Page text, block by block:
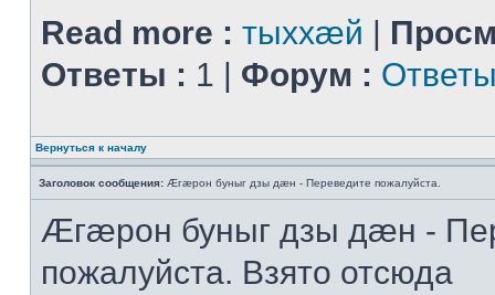
Read more : тыххӕй |
Ответы : 1 | Форум :
Вернуться к началу
Заголовок сообщения: Æгæрон буныг дзы дæн - Переведите пожалуйста.
Æгæрон буныг дзы дæн -
пожалуйста. Взято отсюда